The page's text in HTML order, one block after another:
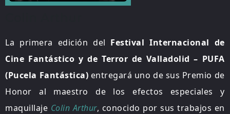
La primera edición del Festival Internacional de
Cine Fantástico y de Terror de Valladolid – PUFA
(Pucela Fantástica) entregará uno de sus Premio de
Honor al maestro de los efectos especiales y
maquillaje Colin Arthur, conocido por sus trabajos en